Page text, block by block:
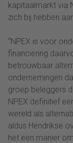
kapitaalmarkt via
zich bij hebben
“NPEX is voor
financiering
betrouwbaar
ondernemingen
groep beleggers
NPEX definitief
wereld als
aldus Hendrikse
het een manier